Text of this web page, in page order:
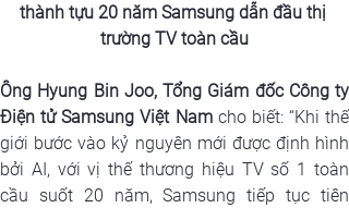
thành tựu 20 năm Samsung dẫn đầu thị
trường TV toàn cầu
Ông Hyung Bin Joo, Tổng Giám đốc Công ty
Điện tử Samsung Việt Nam cho biết: “Khi thế
giới bước vào kỷ nguyên mới được định hình
bởi AI, với vị thế thương hiệu TV số 1 toàn
cầu suốt 20 năm, Samsung tiếp tục tiên